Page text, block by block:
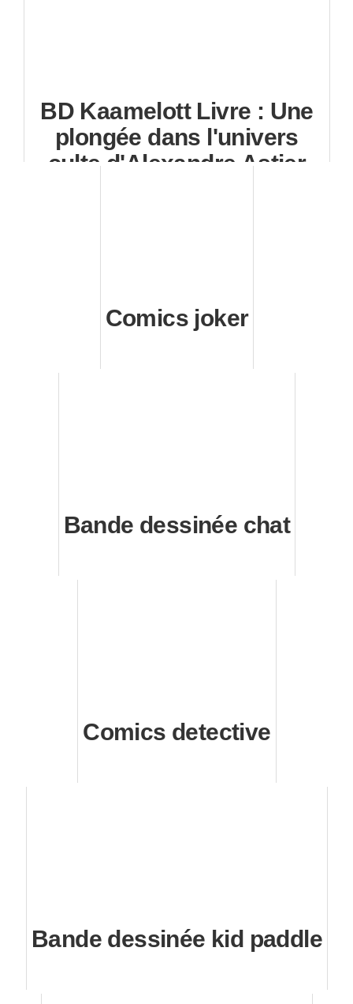
BD Kaamelott Livre : Une
plongée dans l'univers
culte d'Alexandre Astier
Comics joker
Bande dessinée chat
Comics detective
Bande dessinée kid paddle